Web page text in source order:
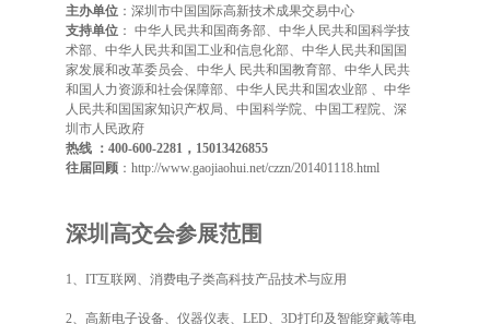
主办单位 ：深圳市中国国际高新技术成果交易中心
支持单位 ： 中华人民共和国商务部、中华人民共和国科学技
术部、中华人民共和国工业和信息化部、中华人民共和国国
家发展和改革委员会、中华人 民共和国教育部、中华人民共
和国人力资源和社会保障部、中华人民共和国农业部 、中华
人民共和国国家知识产权局、中国科学院、中国工程院、深
圳市人民政府
热线 ：400-600-2281，15013426855
往届回顾 ： http://www.gaojiaohui.net/czzn/201401118.html
深圳高交会参展范围
1、IT互联网、消费电子类高科技产品技术与应用
2、高新电子设备、仪器仪表、LED、3D打印及智能穿戴等电